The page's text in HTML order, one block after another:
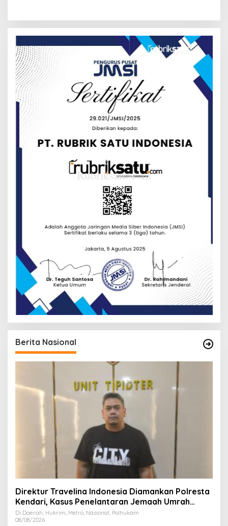
Berita Nasional
Direktur Travelina Indonesia Diamankan Polresta
Kendari, Kasus Penelantaran Jemaah Umrah
Masuk Babak Baru
Di Daerah, Hukrim, Metro, Nasional, Polhukam
08/08/2026